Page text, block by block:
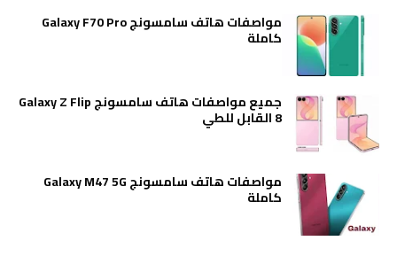
مواصفات هاتف سامسونج Galaxy F70 Pro
كاملة
جميع مواصفات هاتف سامسونج Galaxy Z Flip
8 القابل للطي
مواصفات هاتف سامسونج Galaxy M47 5G
كاملة